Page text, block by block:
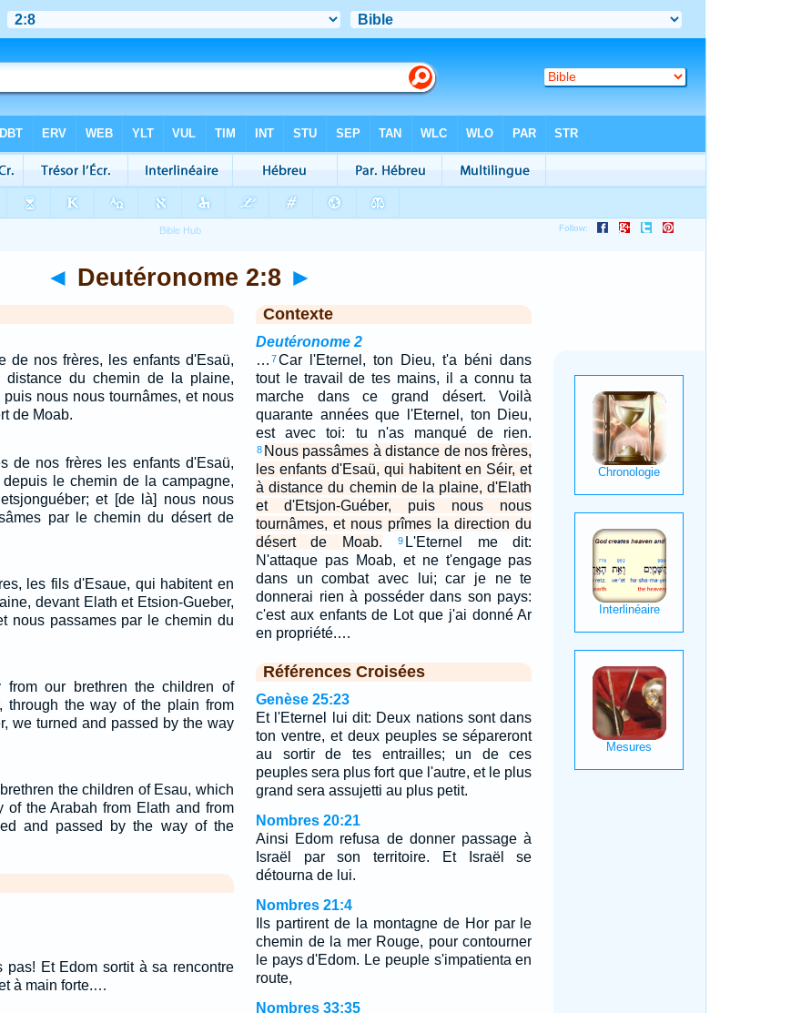
◄ Deutéronome 2:8 ►
de nos frères, les enfants d'Esaü,
du chemin de la plaine,
nous nous tournâmes, et nous
de Moab.
de nos frères les enfants d'Esaü,
le chemin de la campagne,
et [de là] nous nous
par le chemin du désert de
les fils d'Esaue, qui habitent en
devant Elath et Etsion-Gueber,
nous passames par le chemin du
our brethren the children of
through the way of the plain from
we turned and passed by the way
the children of Esau, which
of the Arabah from Elath and from
and passed by the way of the
pas! Et Edom sortit à sa rencontre
à main forte.…
Contexte
Deutéronome 2
… 7Car l'Eternel, ton Dieu, t'a béni dans
tout le travail de tes mains, il a connu ta
marche dans ce grand désert. Voilà
quarante années que l'Eternel, ton Dieu,
est avec toi: tu n'as manqué de rien.
8 Nous passâmes à distance de nos frères,
les enfants d'Esaü, qui habitent en Séir, et
à distance du chemin de la plaine, d'Elath
et d'Etsjon-Guéber, puis nous nous
tournâmes, et nous prîmes la direction du
désert de Moab.
9 L'Eternel me dit:
N'attaque pas Moab, et ne t'engage pas
dans un combat avec lui; car je ne te
donnerai rien à posséder dans son pays:
c'est aux enfants de Lot que j'ai donné Ar
en propriété.…
Références Croisées
Genèse 25:23
Et l'Eternel lui dit: Deux nations sont dans
ton ventre, et deux peuples se sépareront
au sortir de tes entrailles; un de ces
peuples sera plus fort que l'autre, et le plus
grand sera assujetti au plus petit.
Nombres 20:21
Ainsi Edom refusa de donner passage à
Israël par son territoire. Et Israël se
détourna de lui.
Nombres 21:4
Ils partirent de la montagne de Hor par le
chemin de la mer Rouge, pour contourner
le pays d'Edom. Le peuple s'impatienta en
route,
Nombres 33:35